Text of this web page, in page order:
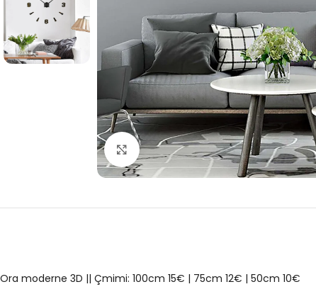
Click to enlarge
Ora moderne 3D || Çmimi: 100cm 15€ | 75cm 12€ | 50cm 10€